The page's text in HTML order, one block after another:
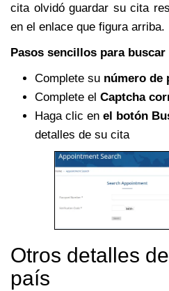
cita olvidó guardar su cita
en el enlace que figura arriba.
Pasos sencillos para
Complete su número de
Complete el Captcha
Haga clic en el botón
detalles de su cita
Otros detalles
país